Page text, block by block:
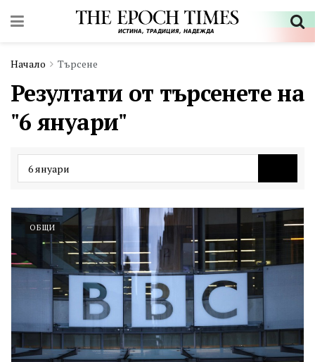
Начало Търсене
Резултати от търсенете на
"6 януари"
ОБЩИ